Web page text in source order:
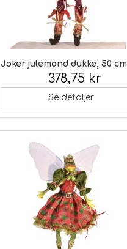
Joker julemand dukke, 50 cm
378,75 kr
Se detaljer